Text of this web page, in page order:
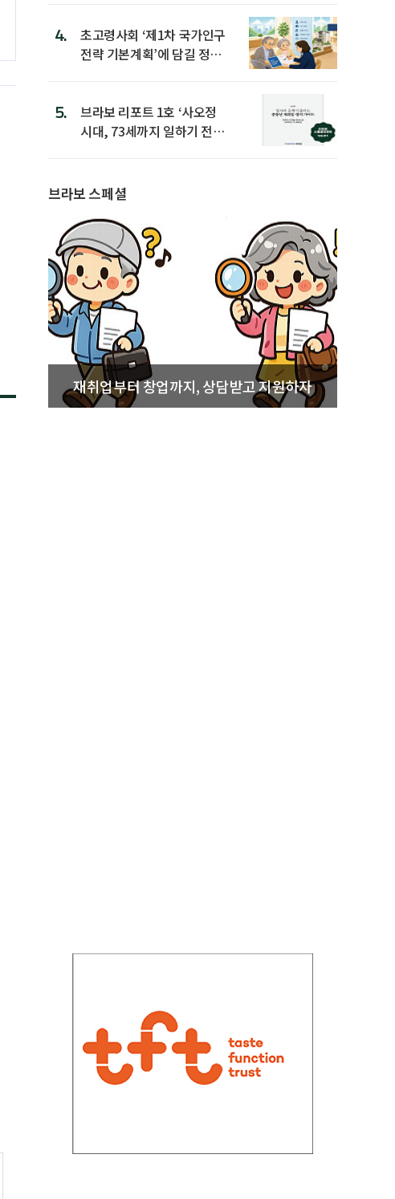
4.
초고령사회 ‘제1차 국가인구
전략 기본계획’에 담길 정책
5.
브라보 리포트 1호 ‘사오정
시대, 73세까지 일하기 전략’
브라보 스페셜
재취업부터 창업까지, 상담받고 지원하자